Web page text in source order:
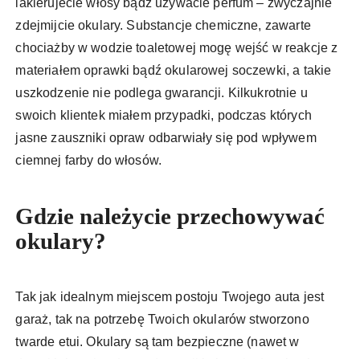
lakierujecie włosy bądź używacie perfum – zwyczajnie
zdejmijcie okulary. Substancje chemiczne, zawarte
chociażby w wodzie toaletowej mogę wejść w reakcje z
materiałem oprawki bądź okularowej soczewki, a takie
uszkodzenie nie podlega gwarancji. Kilkukrotnie u
swoich klientek miałem przypadki, podczas których
jasne zauszniki opraw odbarwiały się pod wpływem
ciemnej farby do włosów.
Gdzie należycie przechowywać
okulary?
Tak jak idealnym miejscem postoju Twojego auta jest
garaż, tak na potrzebę Twoich okularów stworzono
twarde etui. Okulary są tam bezpieczne (nawet w